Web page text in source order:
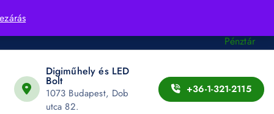
Pénztár
Digiműhely és LED
Bolt
1073 Budapest, Dob
utca 82.
+36-1-321-2115